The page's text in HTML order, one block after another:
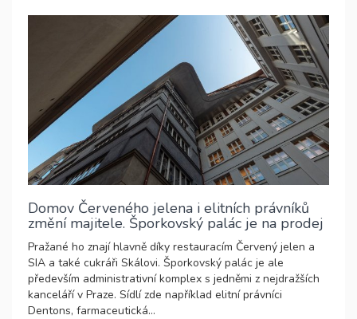
Domov Červeného jelena i elitních právníků
změní majitele. Šporkovský palác je na prodej
Pražané ho znají hlavně díky restauracím Červený jelen a
SIA a také cukráři Skálovi. Šporkovský palác je ale
především administrativní komplex s jedněmi z nejdražších
kanceláří v Praze. Sídlí zde například elitní právníci
Dentons, farmaceutická...